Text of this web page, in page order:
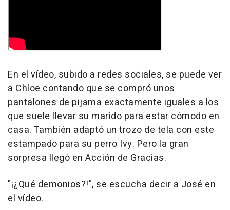
En el vídeo, subido a redes sociales, se puede ver
a Chloe contando que se compró unos
pantalones de pijama exactamente iguales a los
que suele llevar su marido para estar cómodo en
casa. También adaptó un trozo de tela con este
estampado para su perro Ivy. Pero la gran
sorpresa llegó en Acción de Gracias.
"¡¿Qué demonios?!", se escucha decir a José en
el vídeo.